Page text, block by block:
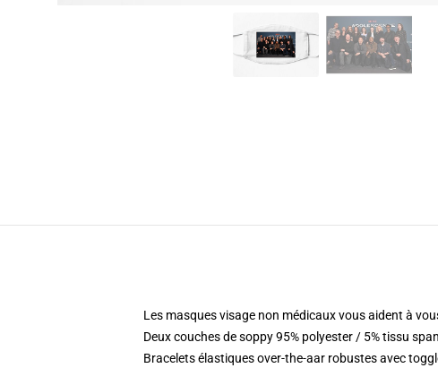
Les masques visage non médicaux vous aident à
Deux couches de soppy 95% polyester / 5% tissu
Bracelets élastiques over-the-aar robustes avec